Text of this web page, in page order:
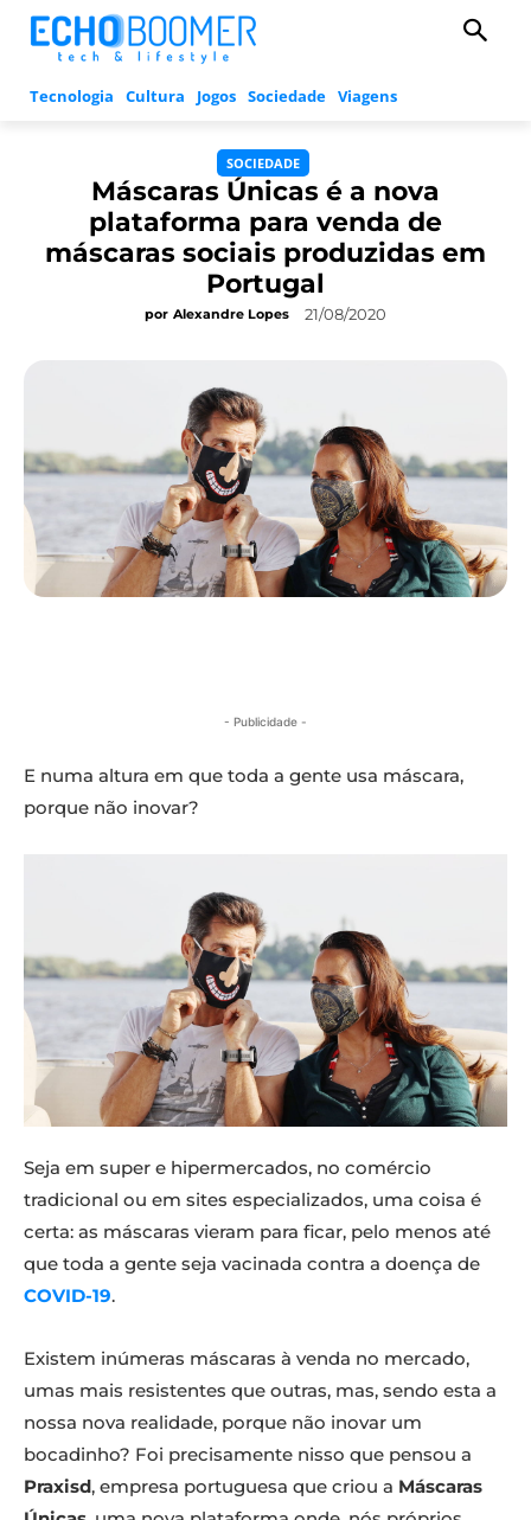
Tecnologia Cultura Jogos Sociedade Viagens
SOCIEDADE
Máscaras Únicas é a nova
plataforma para venda de
máscaras sociais produzidas em
Portugal
por Alexandre Lopes 21/08/2020
- Publicidade -
E numa altura em que toda a gente usa máscara,
porque não inovar?
Seja em super e hipermercados, no comércio
tradicional ou em sites especializados, uma coisa é
certa: as máscaras vieram para ficar, pelo menos até
que toda a gente seja vacinada contra a doença de
COVID-19.
Existem inúmeras máscaras à venda no mercado,
umas mais resistentes que outras, mas, sendo esta a
nossa nova realidade, porque não inovar um
bocadinho? Foi precisamente nisso que pensou a
Praxisd, empresa portuguesa que criou a Máscaras